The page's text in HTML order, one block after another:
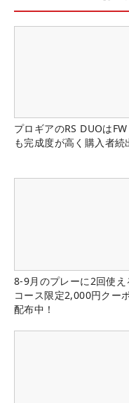
プロギアのRS DUOは
も完成度が高く購入者続
8-9月のプレーに2回使え
コース限定2,000円クー
配布中！